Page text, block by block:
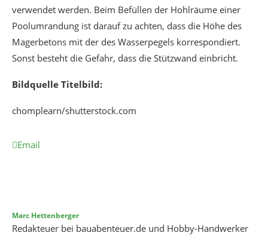
verwendet werden. Beim Befüllen der Hohlräume einer
Poolumrandung ist darauf zu achten, dass die Höhe des
Magerbetons mit der des Wasserpegels korrespondiert.
Sonst besteht die Gefahr, dass die Stützwand einbricht.
Bildquelle Titelbild:
chomplearn/shutterstock.com
Email
Marc Hettenberger
Redakteuer bei bauabenteuer.de und Hobby-Handwerker